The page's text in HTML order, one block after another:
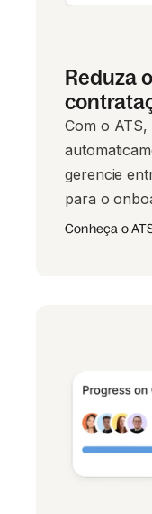
Reduza
Com o
gerencie
para o
Conheça o